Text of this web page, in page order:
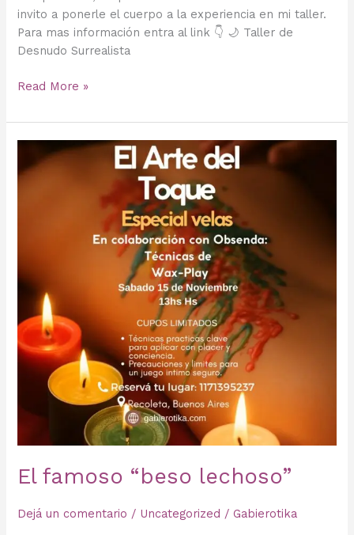
invito a ponerle el cuerpo a la experiencia en mi taller.
Para mas información entra al link 👇 🌙 Taller de
Desnudo Surrealista
Read More »
El famoso “beso lechoso”
Dejá un comentario / Uncategorized /Gabierotika
famoso
“beso